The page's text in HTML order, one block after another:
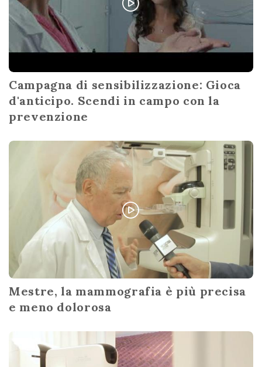
Campagna di sensibilizzazione: Gioca
d'anticipo. Scendi in campo con la
prevenzione
Mestre, la mammografia è più precisa
e meno dolorosa